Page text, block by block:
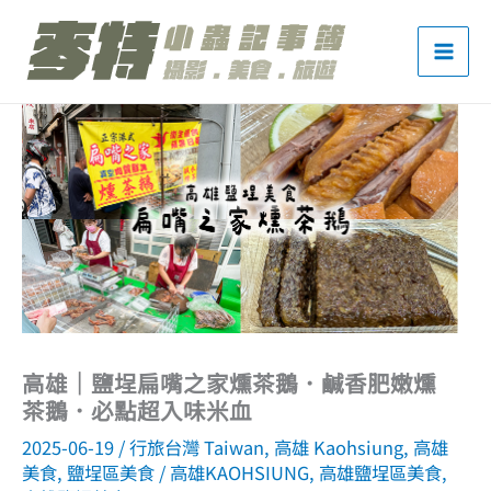
高雄｜鹽埕扁嘴之家燻茶鵝．鹹香肥嫩燻
茶鵝．必點超入味米血
2025-06-19 /行旅台灣 Taiwan, 高雄 Kaohsiung, 高雄
美食, 鹽埕區美食 / 高雄KAOHSIUNG, 高雄鹽埕區美食,